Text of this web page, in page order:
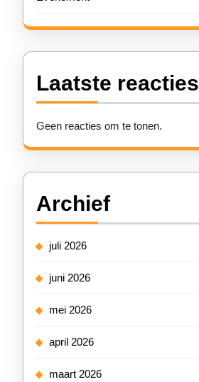
Laatste reacties
Geen reacties om te tonen.
Archief
juli 2026
juni 2026
mei 2026
april 2026
maart 2026